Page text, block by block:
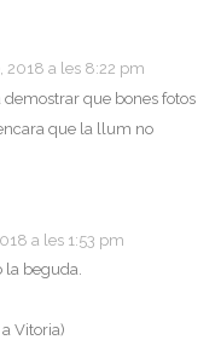
2018 a les 8:22 pm
demostrar que bones fotos
que la llum no
a les 1:53 pm
la beguda.
Vitoria)